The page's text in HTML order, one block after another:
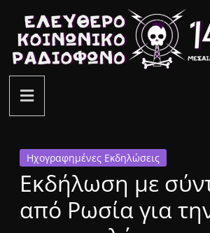
περιεχόμενο
ελεύθερο
κοινωνικό
ραδιόφωνο
1431AM
Ηχογραφημένες Εκδηλώσεις
Εκδήλωση με
από Ρωσία για